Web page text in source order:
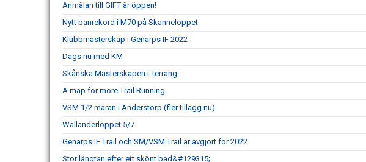
Anmälan till GIFT är öppen!
Nytt banrekord i M70 på Skanneloppet
Klubbmästerskap i Genarps IF 2022
Dags nu med KM
Skånska Mästerskapen i Terräng
A map for more Trail Running
VSM 1/2 maran i Anderstorp (fler tillägg nu)
Wallanderloppet 5/7
Genarps IF Trail och SM/VSM Trail är avgjort för 2022
Stor längtan efter ett skönt bad&#129315;